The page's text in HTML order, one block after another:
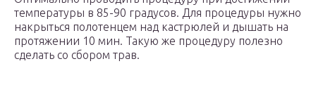
температуры в 85-90 градусов. Для процедуры нужно
накрыться полотенцем над кастрюлей и дышать на
протяжении 10 мин. Такую же процедуру полезно
сделать со сбором трав.